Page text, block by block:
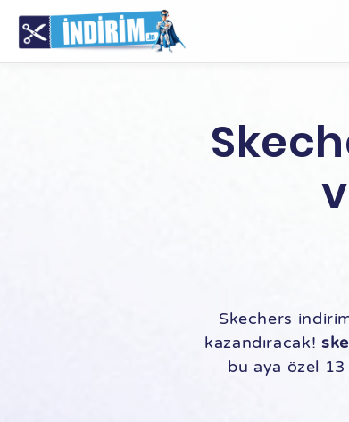
Skechers
kazandıracak!
bu aya özel 13